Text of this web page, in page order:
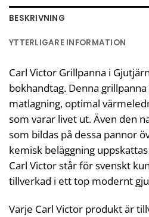
BESKRIVNING
YTTERLIGARE INFORMATION
Carl Victor Grillpanna i
bokhandtag. Denna
matlagning, optimal
som varar livet ut. Även den
som bildas på dessa pannor
kemisk beläggning
Carl Victor står för svenskt
tillverkad i ett top modernt
Varje Carl Victor produkt är